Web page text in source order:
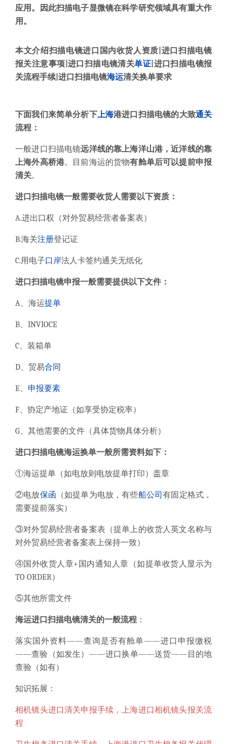
应用。因此扫描电子显微镜在科学研究领域具有重大作
用。
本文介绍扫描电镜进口国内收货人资质 进口扫描电镜
报关注意事项 进口 扫描电镜清关单证 进口扫描电镜报
关流程手续 进口扫描电镜海运清关换单要求
下面我们来简单分析下上海港进口扫描电镜的大致通关
流程：
一般进口扫描电镜远洋线的靠上海洋山港，近洋线的靠
上海外高桥港。目前海运的货物有舱单后可以提前申报
清关。
进口扫描电镜一般需要收货人需要以下资质：
A.进出口权（对外贸易经营者备案表）
B.海关注册登记证
C.用电子口岸法人卡签约通关无纸化
进口扫描电镜申报一般需要提供以下文件：
A、 海运提单
B、 INVIOCE
C、装箱单
D、贸易合同
E、 申报要素
F、协定产地证（如享受协定税率）
G、其他需要的文件（具体货物具体分析）
进口 扫描电镜海运换单一般所需资料如下：
①海运提单（如电放则电放提单打印）盖章
②电放保函 （如提单为电放，有些船公司有固定格式，
需要提前落实）
③对外贸易经营者备案表（提单上的收货人英文名称与
对外贸易经营者备案表上保持一致）
④国外收货人章+ 国内通知人章（如提单收货人显示为
TO ORDER）
⑤其他所需文件
海运进口扫描电镜清关的一般流程 ：
落实国外资料——查询是否有舱单——进口申报缴税
——查验（如发生）——进口换单——送货——目的地
查验（如有）
知识拓展：
相机镜头进口清关申报手续，上海进口相机镜头报关流
程